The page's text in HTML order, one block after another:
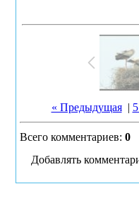
« Предыдущая|
Всего комментариев: 0
Добавлять